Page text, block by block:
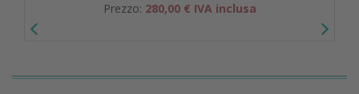
Prezzo: 280,00 € IVA inclusa